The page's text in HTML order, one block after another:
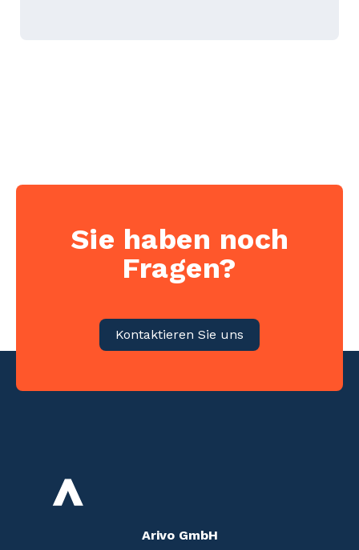
Sie haben noch
Fragen?
Kontaktieren Sie uns
Arivo GmbH